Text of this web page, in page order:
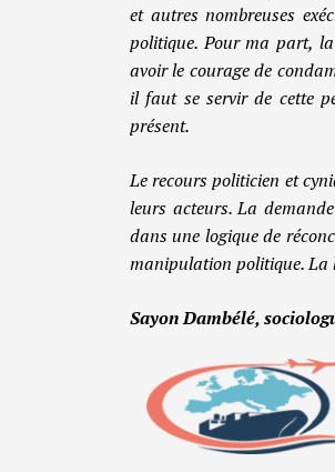
et autres nombreuses
politique. Pour ma part, la
avoir le courage de
il faut se servir de cette
présent.
Le recours politicien et
leurs acteurs. La
dans une logique de
manipulation politique. La
Sayon Dambélé,